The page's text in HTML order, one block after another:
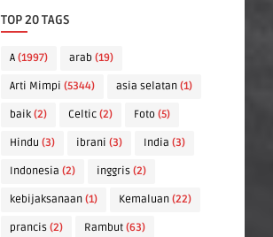
TOP 20 TAGS
A (1997) arab (19)
Arti Mimpi (5344) asia selatan (1)
baik (2) Celtic (2) Foto (5)
Hindu (3) ibrani (3) India (3)
Indonesia (2) inggris (2)
kebijaksanaan (1) Kemaluan (22)
prancis (2) Rambut (63)